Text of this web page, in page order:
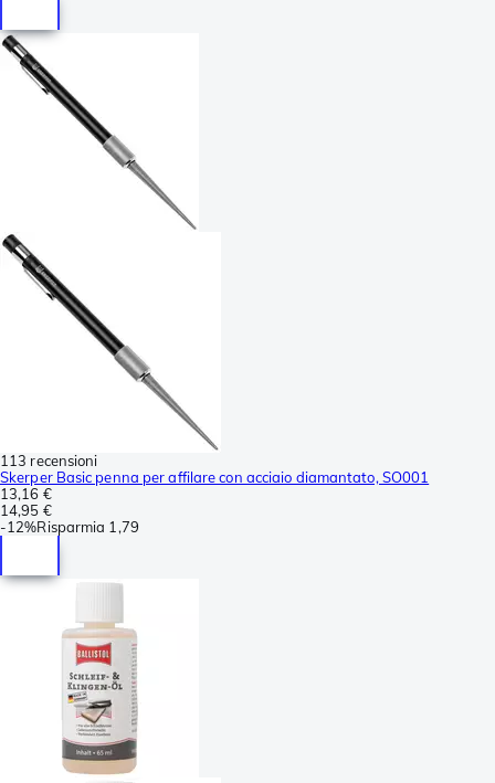
113 recensioni
Skerper Basic penna per affilare con acciaio diamantato, SO001
13,16 €
14,95 €
-12%Risparmia 1,79